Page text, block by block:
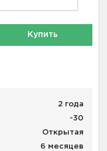
Купить
2 года
-30
Открытая
6 месяцев